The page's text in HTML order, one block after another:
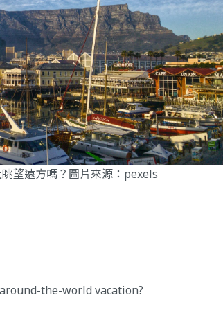
望遠方嗎？圖片來源： pexels
the-world vacation?